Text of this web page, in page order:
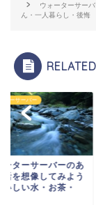
ウォーターサー
ん・一人暮らし・後悔
ターサーバー
ーターサーバーのあ
活を想像してみよう
いしい水・お茶・